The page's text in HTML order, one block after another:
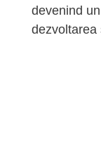
devenind
dezvoltarea